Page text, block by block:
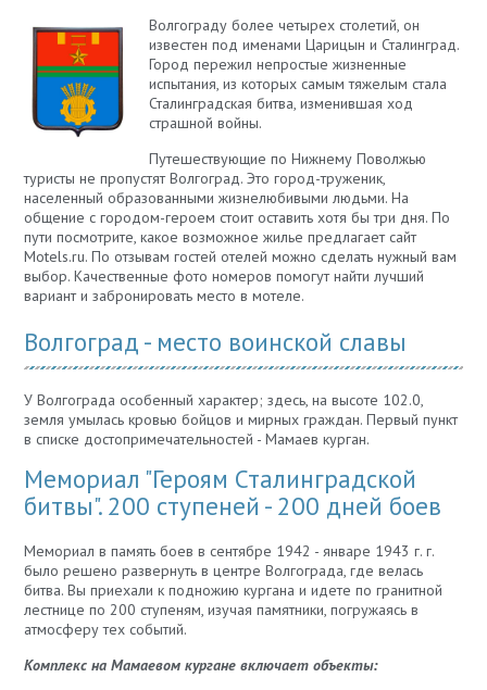
Волгограду более четырех столетий, он
известен под именами Царицын и Сталинград.
Город пережил непростые жизненные
испытания, из которых самым тяжелым стала
Сталинградская битва, изменившая ход
страшной войны.
Путешествующие по Нижнему Поволжью
туристы не пропустят Волгоград. Это город-труженик,
населенный образованными жизнелюбивыми людьми. На
общение с городом-героем стоит оставить хотя бы три дня. По
пути посмотрите, какое возможное жилье предлагает сайт
Motels.ru. По отзывам гостей отелей можно сделать нужный вам
выбор. Качественные фото номеров помогут найти лучший
вариант и забронировать место в мотеле.
Волгоград - место воинской славы
У Волгограда особенный характер; здесь, на высоте 102.0,
земля умылась кровью бойцов и мирных граждан. Первый пункт
в списке достопримечательностей - Мамаев курган.
Мемориал "Героям Сталинградской
битвы". 200 ступеней - 200 дней боев
Мемориал в память боев в сентябре 1942 - январе 1943 г. г.
было решено развернуть в центре Волгограда, где велась
битва. Вы приехали к подножию кургана и идете по гранитной
лестнице по 200 ступеням, изучая памятники, погружаясь в
атмосферу тех событий.
Комплекс на Мамаевом кургане включает объекты: